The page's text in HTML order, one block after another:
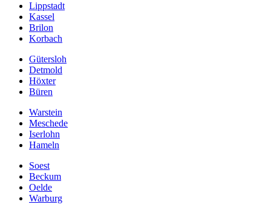
Lippstadt
Kassel
Brilon
Korbach
Gütersloh
Detmold
Höxter
Büren
Warstein
Meschede
Iserlohn
Hameln
Soest
Beckum
Oelde
Warburg